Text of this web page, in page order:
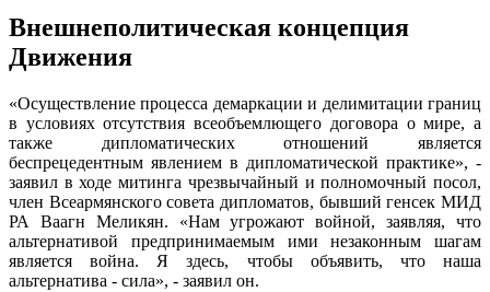
Внешнеполитическая концепция
Движения
«Осуществление процесса демаркации и делимитации границ
в условиях отсутствия всеобъемлющего договора о мире, а
также дипломатических отношений является
беспрецедентным явлением в дипломатической практике», -
заявил в ходе митинга чрезвычайный и полномочный посол,
член Всеармянского совета дипломатов, бывший генсек МИД
РА Ваагн Меликян. «Нам угрожают войной, заявляя, что
альтернативой предпринимаемым ими незаконным шагам
является война. Я здесь, чтобы объявить, что наша
альтернатива - сила», - заявил он.